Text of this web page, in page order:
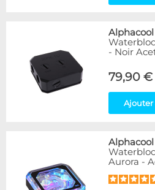
Alphacool
- Noir
79,90 €
Ajouter
Alphacool
Aurora -